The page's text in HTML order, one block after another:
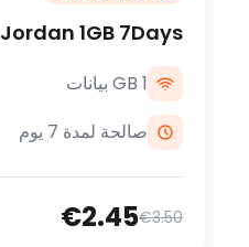
Jordan 1GB 7Days
1 GB بيانات
صالحة لمدة 7 يوم
€3.50
€2.45